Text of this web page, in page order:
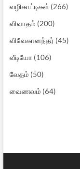
வழிகாட்டிகள்(266)
விவாதம் (200)
விவேகானந்தர் (45)
வீடியோ (106)
வேதம் (50)
வைணவம் (64)